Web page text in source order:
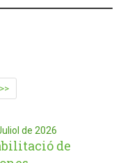
>>
de 2026
de